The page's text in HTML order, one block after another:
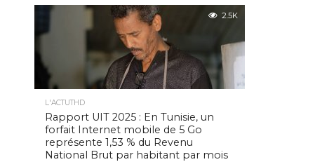
2.5K
L'ACTUTHD
Rapport UIT 2025 : En Tunisie, un
forfait Internet mobile de 5 Go
représente 1,53 % du Revenu
National Brut par habitant par mois